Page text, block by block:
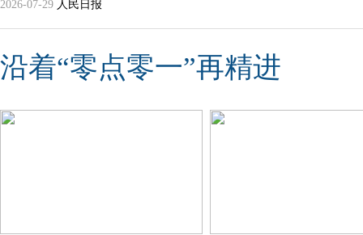
2026-07-29 人民日报
沿着“零点零一”再精进